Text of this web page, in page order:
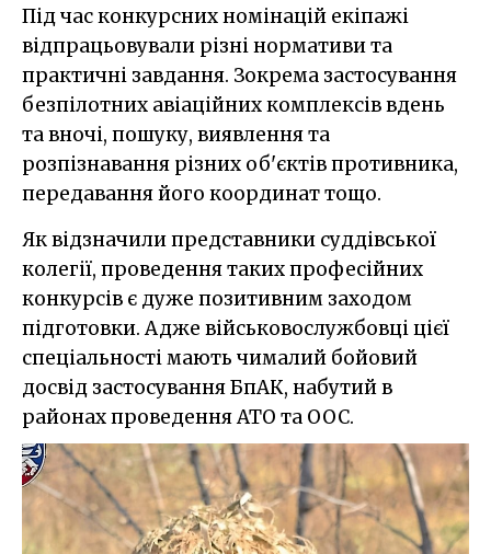
Під час конкурсних номінацій екіпажі
відпрацьовували різні нормативи та
практичні завдання. Зокрема застосування
безпілотних авіаційних комплексів вдень
та вночі, пошуку, виявлення та
розпізнавання різних об'єктів противника,
передавання його координат тощо.
Як відзначили представники суддівської
колегії, проведення таких професійних
конкурсів є дуже позитивним заходом
підготовки. Адже військовослужбовці цієї
спеціальності мають чималий бойовий
досвід застосування БпАК, набутий в
районах проведення АТО та ООС.